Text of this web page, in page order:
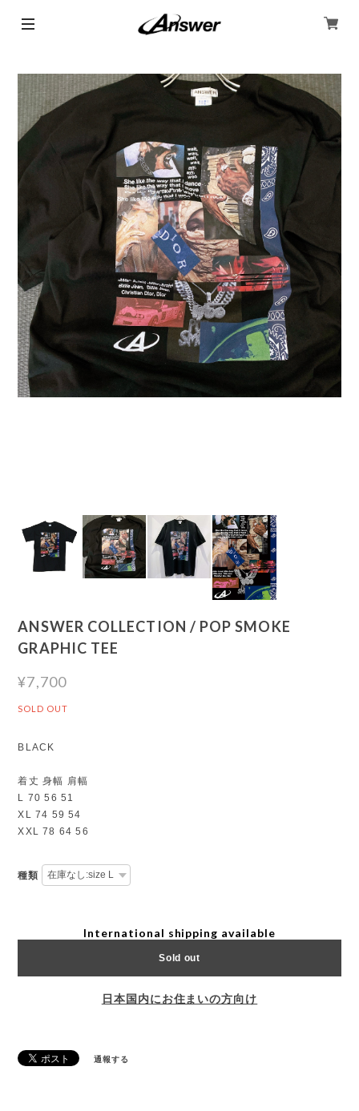
ANSWER COLLECTION / POP SMOKE
GRAPHIC TEE
¥7,700
SOLD OUT
BLACK
着丈 身幅 肩幅
L 70 56 51
XL 74 59 54
XXL 78 64 56
種類
International shipping available
Sold out
日本国内にお住まいの方向け
通報する